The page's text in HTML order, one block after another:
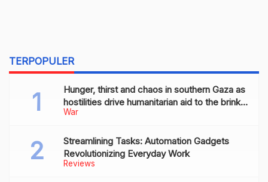
TERPOPULER
War
Hunger, thirst and chaos in southern Gaza as
hostilities drive humanitarian aid to the brink
of collapse
Reviews
Streamlining Tasks: Automation Gadgets
Revolutionizing Everyday Work